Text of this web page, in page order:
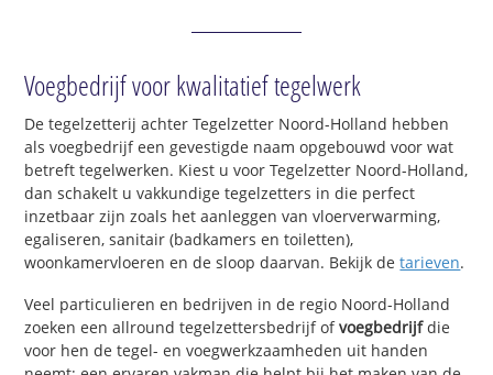
Voegbedrijf voor kwalitatief tegelwerk
De tegelzetterij achter Tegelzetter Noord-Holland hebben
als voegbedrijf een gevestigde naam opgebouwd voor wat
betreft tegelwerken. Kiest u voor Tegelzetter Noord-Holland,
dan schakelt u vakkundige tegelzetters in die perfect
inzetbaar zijn zoals het aanleggen van vloerverwarming,
egaliseren, sanitair (badkamers en toiletten),
woonkamervloeren en de sloop daarvan. Bekijk detarieven.
Veel particulieren en bedrijven in de regio Noord-Holland
zoeken een allround tegelzettersbedrijf ofvoegbedrijfdie
voor hen de tegel- en voegwerkzaamheden uit handen